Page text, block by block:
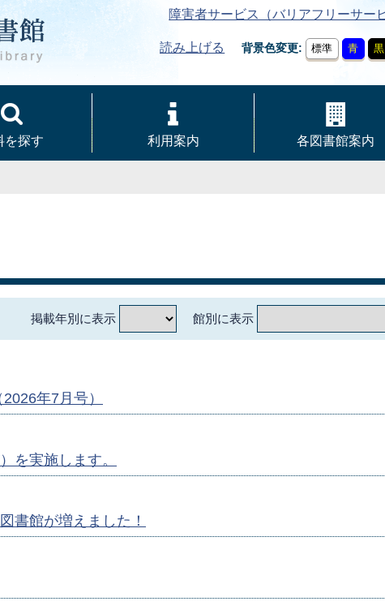
障害者サービス（バリアフリーサー
読み上げる 背景色変更 標準 青 黒
を探す 利用案内 各図書館案内
掲載年別に表示 館別に表示
年7月号）
を実施します。
書館が増えました！